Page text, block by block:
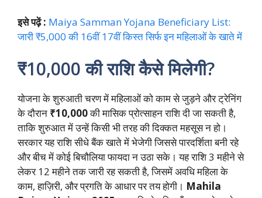
इसे पढ़ें : Maiya Samman Yojana Beneficiary List:
जारी ₹5,000 की 16वीं 17वीं किस्त सिर्फ इन महिलाओं के खाते में
₹10,000 की राशि कैसे मिलेगी?
योजना के शुरुआती चरण में महिलाओं को काम से जुड़ने और ट्रेनिंग
के दौरान ₹10,000की मासिक प्रोत्साहन राशि दी जा सकती है,
ताकि शुरुआत में उन्हें किसी भी तरह की दिक्कत महसूस न हो।
सरकार यह राशि सीधे बैंक खाते में भेजेगी जिससे पारदर्शिता बनी रहे
और बीच में कोई बिचौलिया फायदा न उठा सके। यह राशि 3 महीने से
लेकर 12 महीने तक जारी रह सकती है, जिसमें अवधि महिला के
काम, हाज़िरी, और प्रगति के आधार पर तय होगी। Mahila